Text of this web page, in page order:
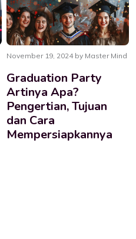
November 19, 2024 by Master Mind
Graduation Party
Artinya Apa?
Pengertian, Tujuan
dan Cara
Mempersiapkannya